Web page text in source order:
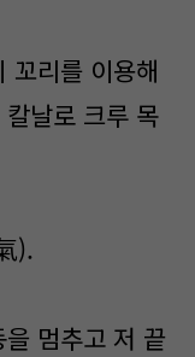
꼬리를 이용해
날로 크루 목
).
멈추고 저 끝